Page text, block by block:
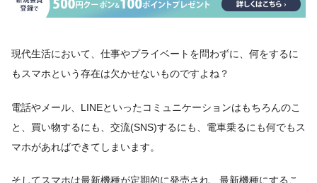
現代生活において、仕事やプライベートを問わずに、何をするに
もスマホという存在は欠かせないものですよね？
電話やメール、LINEといったコミュニケーションはもちろんのこ
と、買い物するにも、交流(SNS)するにも、電車乗るにも何でもス
マホがあればできてしまいます。
そしてスマホは最新機種が定期的に発売され、最新機種にするこ